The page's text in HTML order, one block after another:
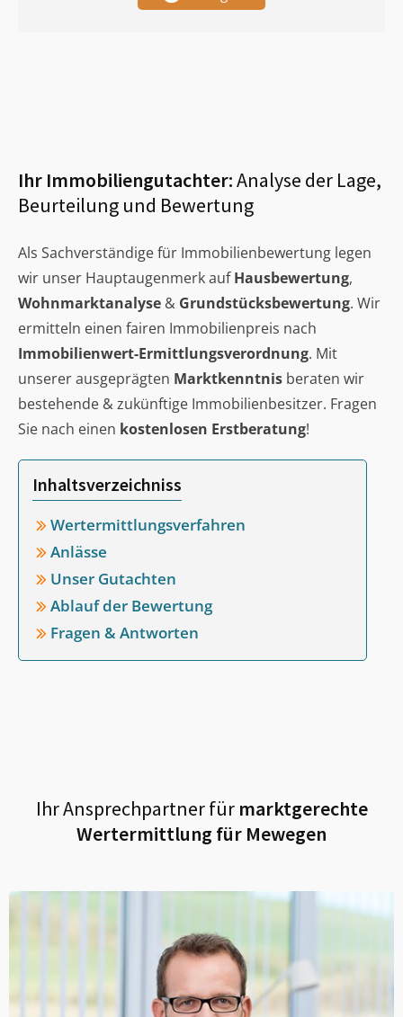
Ihr Immobiliengutachter:Analyse der Lage,
Beurteilung und Bewertung
Als Sachverständige für Immobilienbewertung legen
wir unser Hauptaugenmerk aufHausbewertung,
Wohnmarktanalyse & Grundstücksbewertung. Wir
ermitteln einen fairen Immobilienpreis nach
Immobilienwert-Ermittlungsverordnung. Mit
unserer ausgeprägten Marktkenntnis beraten wir
bestehende & zukünftige Immobilienbesitzer. Fragen
Sie nach einen kostenlosen Erstberatung!
Inhaltsverzeichniss
Wertermittlungsverfahren
Anlässe
Unser Gutachten
Ablauf der Bewertung
Fragen & Antworten
Ihr Ansprechpartner fürmarktgerechte
Wertermittlung für Mewegen